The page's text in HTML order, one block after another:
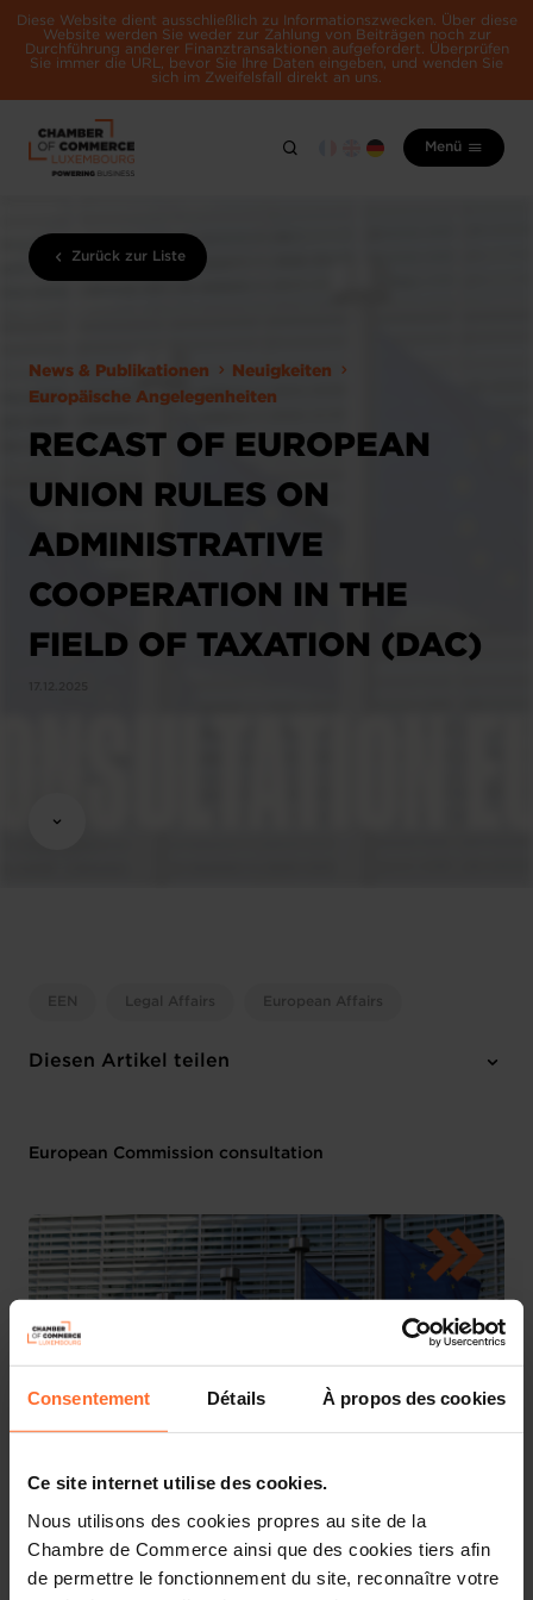
Consentement Détails À propos des cookies
Ce site internet utilise des cookies.
Nous utilisons des cookies propres au site de la
Chambre de Commerce ainsi que des cookies tiers afin
de permettre le fonctionnement du site, reconnaître votre
Diese Website dient ausschließlich zu Informationszwecken. Über diese
Website werden Sie weder zur Zahlung von Beiträgen noch zur
Durchführung anderer Finanztransaktionen aufgefordert. Überprüfen
Sie immer die URL, bevor Sie Ihre Daten eingeben, und wenden Sie
sich im Zweifelsfall direkt an uns.
Menü
Zurück zur Liste
News & Publikationen
Neuigkeiten
Europäische Angelegenheiten
RECAST OF EUROPEAN
UNION RULES ON
ADMINISTRATIVE
COOPERATION IN THE
FIELD OF TAXATION (DAC)
EEN Legal Affairs European Affairs
Diesen Artikel teilen
European Commission consultation
The European Commission has recently launched a call
for evidence and a public consultation in view of the
revision of the rules on administrative cooperation in the